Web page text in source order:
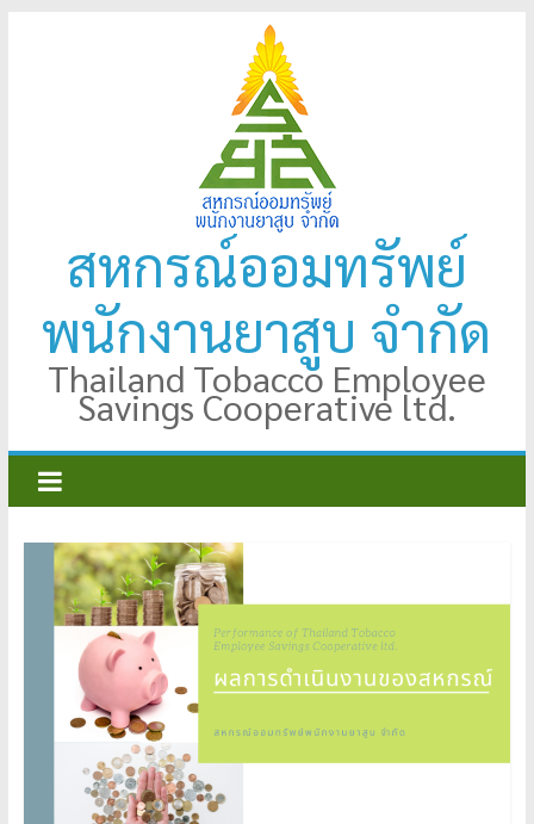
สหกรณ์ออมทรัพย์
พนักงานยาสูบ จำกัด
Thailand Tobacco Employee
Savings Cooperative ltd.